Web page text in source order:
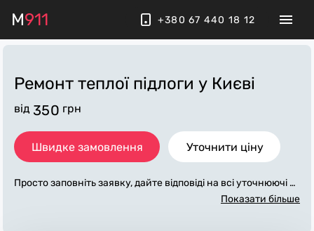
M911 +380 67 440 18 12
Ремонт теплої підлоги у Києві
від 350 грн
Швидке замовлення Уточнити ціну
Просто заповніть заявку, дайте відповіді на всі уточнюючі за
питання по «ремонт теплої підлоги». Ми зв'яжемося з вами
Показати більше